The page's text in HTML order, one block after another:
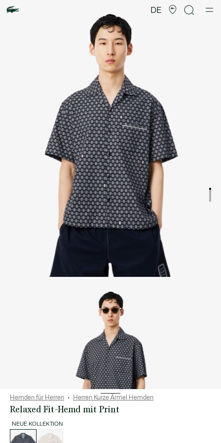
DE
Hemden für Herren Herren Kurze Ärmel Hemden
Relaxed Fit-Hemd mit Print
NEUE KOLLEKTION
der
Varianten